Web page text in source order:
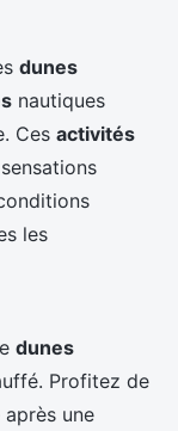
dunes
nautiques
Ces activités
les
dunes
Profitez de
une